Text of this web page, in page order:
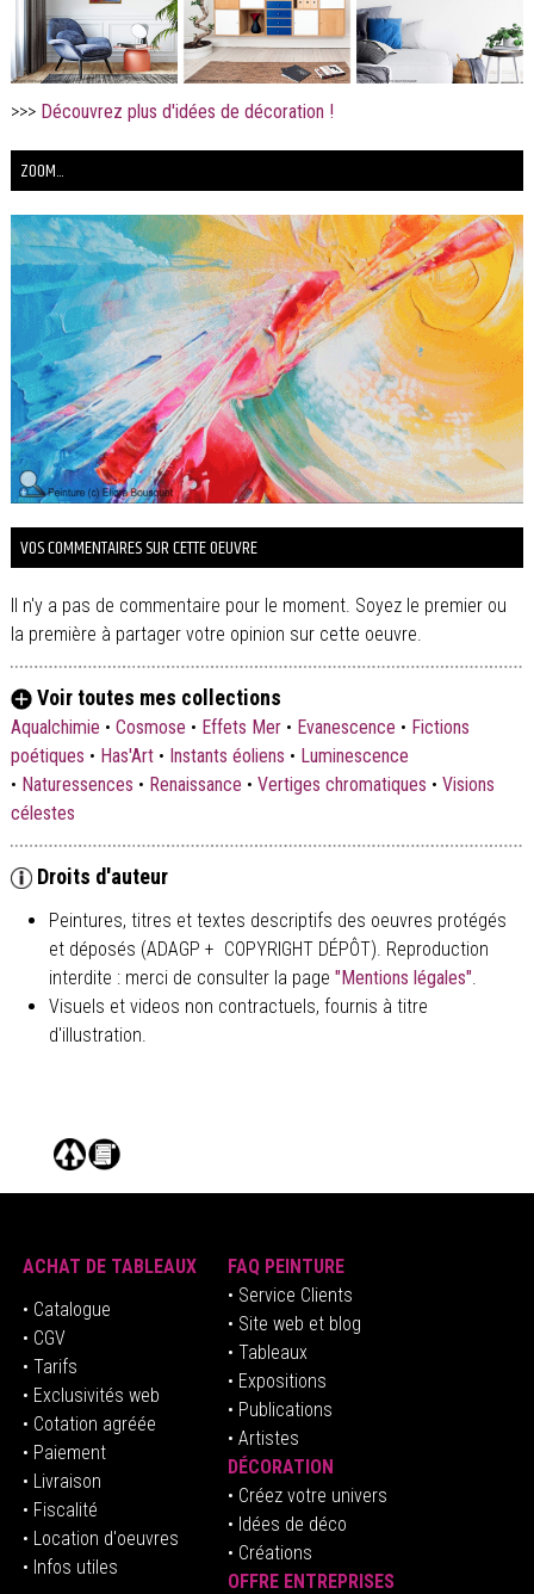
>>> Découvrez plus d'idées de décoration !
ZOOM...
VOS COMMENTAIRES SUR CETTE OEUVRE
Il n'y a pas de commentaire pour le moment. Soyez le premier ou
la première à partager votre opinion sur cette oeuvre.
Voir toutes mes collections
Aqualchimie • Cosmose • Effets Mer• Evanescence • Fictions
poétiques • Has'Art• Instants éoliens • Luminescence
• Naturessences • Renaissance • Vertiges chromatiques • Visions
célestes
Droits d'auteur
Peintures, titres et textes descriptifs des oeuvres protégés
et déposés (ADAGP + COPYRIGHT DÉPÔT). Reproduction
interdite : merci de consulter la page "Mentions légales"
Visuels et videos non contractuels, fournis à titre
d'illustration.
ACHAT DE TABLEAUX
• Catalogue
• CGV
• Tarifs
• Exclusivités web
• Cotation agréée
• Paiement
• Livraison
• Fiscalité
• Location d'oeuvres
• Infos utiles
FAQ PEINTURE
• Service Clients
• Site web et blog
• Tableaux
• Expositions
• Publications
• Artistes
DÉCORATION
• Créez votre univers
• Idées de déco
• Créations
OFFRE ENTREPRISES